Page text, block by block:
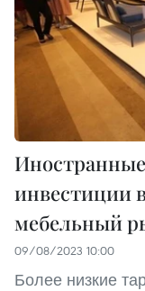
инвестиции
мебельный
09/08/2023 10:00
Более низкие